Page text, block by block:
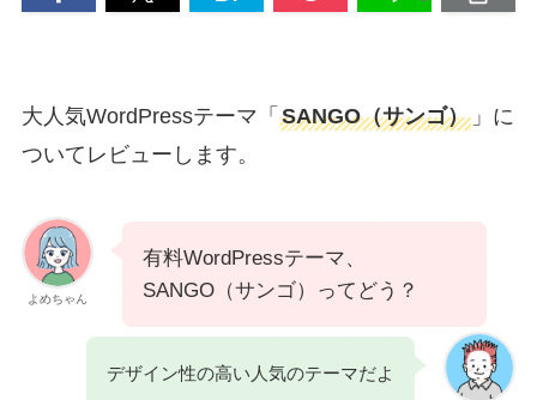
大人気WordPressテーマ「 SANGO（サンゴ）」に
ついてレビューします。
よめちゃん
有料WordPressテーマ、
SANGO（サンゴ）ってどう？
デザイン性の高い人気のテーマだよ